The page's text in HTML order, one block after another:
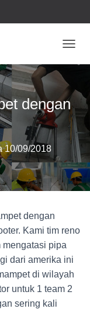
dengan
10/09/2018
dengan
Kami tim reno
pipa
dari amerika ini
di wilayah
untuk 1 team 2
sering kali